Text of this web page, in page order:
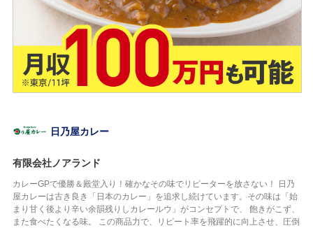
日乃屋カレー
有限会社ノアランド
カレーGPで優勝＆殿堂入り！確かなその味でリピーターを放さない！ 日乃
屋カレーは古き良き「日本のカレー」を追求し続けています。その味は「始
まり甘く後より辛い余韻残りしカレールウ」がコンセプトで、 飽きがこず、
また食べたくなる味。 この商品力で、リピート率を飛躍的に向上させ、圧倒